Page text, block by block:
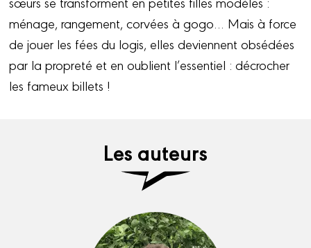
ménage, rangement, corvées à gogo… Mais à force
de jouer les fées du logis, elles deviennent obsédées
par la propreté et en oublient l’essentiel : décrocher
les fameux billets !
Les auteurs